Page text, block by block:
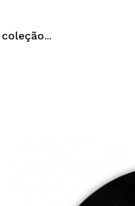
Eu não tenho uma
Ines